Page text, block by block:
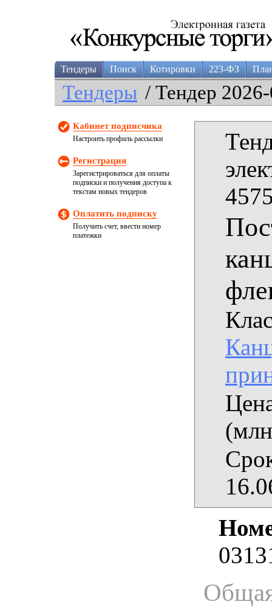
Тендеры Поиск Котировки 223-ФЗ
Тендеры / Тендер
Кабинет подписчика
Настроить профиль рассылки
Регистрация
Зарегистрироваться для оплаты
подписки и получения доступа к
текстам новых тендеров
Оплатить подписку
Получить счет, ввести номер
платежки